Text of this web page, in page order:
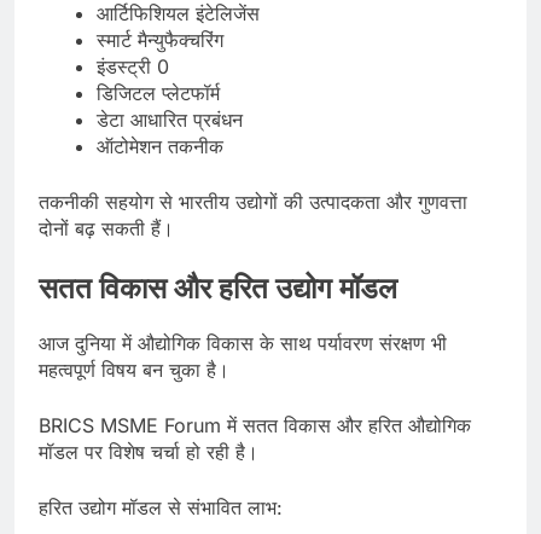
आर्टिफिशियल इंटेलिजेंस
स्मार्ट मैन्युफैक्चरिंग
इंडस्ट्री 0
डिजिटल प्लेटफॉर्म
डेटा आधारित प्रबंधन
ऑटोमेशन तकनीक
तकनीकी सहयोग से भारतीय उद्योगों की उत्पादकता और गुणवत्ता
दोनों बढ़ सकती हैं।
सतत विकास और हरित उद्योग मॉडल
आज दुनिया में औद्योगिक विकास के साथ पर्यावरण संरक्षण भी
महत्वपूर्ण विषय बन चुका है।
BRICS MSME Forum में सतत विकास और हरित औद्योगिक
मॉडल पर विशेष चर्चा हो रही है।
हरित उद्योग मॉडल से संभावित लाभ: